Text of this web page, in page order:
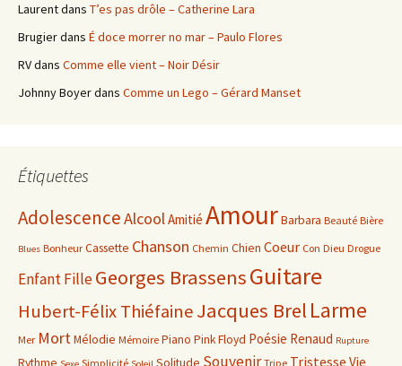
Laurentdans T’es pas drôle – Catherine Lara
Brugierdans É doce morrer no mar – Paulo Flores
RVdans Comme elle vient – Noir Désir
Johnny Boyerdans Comme un Lego – Gérard Manset
Étiquettes
AdolescenceAlcoolAmitié AmourBarbara Beauté Bière
Blues Bonheur Cassette Chanson Chemin Chien Coeur Con Dieu Drogue
EnfantFilleGeorges BrassensGuitare
Hubert-Félix ThiéfaineJacques Brel Larme
Mer MortMélodie Mémoire Piano Pink Floyd Poésie Renaud Rupture
Simplicité Souvenir Tripe Tristesse Vie